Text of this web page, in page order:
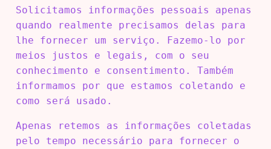
Solicitamos informações pessoais apenas
quando realmente precisamos delas para
lhe fornecer um serviço. Fazemo-lo por
meios justos e legais, com o seu
conhecimento e consentimento. Também
informamos por que estamos coletando e
como será usado.
Apenas retemos as informações coletadas
pelo tempo necessário para fornecer o